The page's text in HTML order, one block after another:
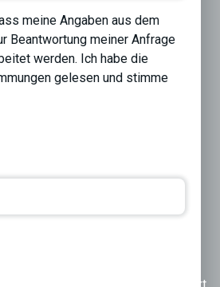
meine Angaben aus dem
Beantwortung meiner Anfrage
werden. Ich habe die
gelesen und stimme